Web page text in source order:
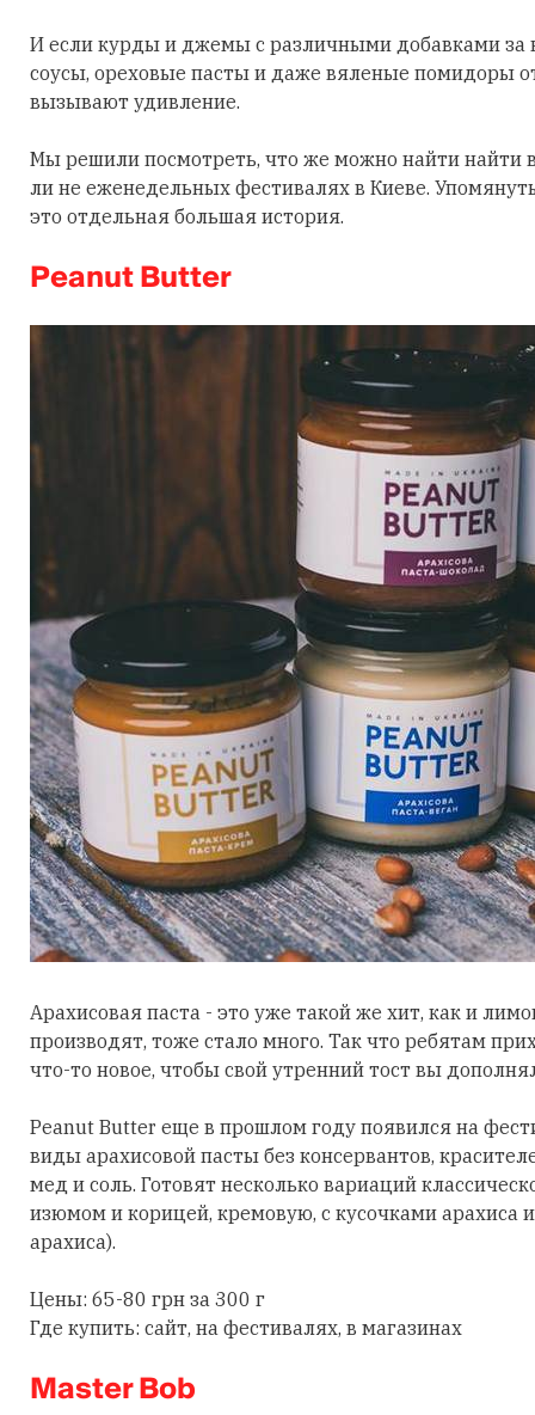
И если курды и джемы с различными добавками за
соусы, ореховые пасты и даже вяленые помидоры
вызывают удивление.
Мы решили посмотреть, что же можно найти найти
ли не еженедельных фестивалях в Киеве.
это отдельная большая история.
Peanut Butter
Арахисовая паста - это уже такой же хит, как и
производят, тоже стало много. Так что ребятам
что-то новое, чтобы свой утренний тост вы
Peanut Butter еще в прошлом году появился на
виды арахисовой пасты без консервантов,
мед и соль. Готовят несколько вариаций
изюмом и корицей, кремовую, с кусочками арахиса
арахиса).
Цены: 65-80 грн за 300 г
Где купить: сайт, на фестивалях, в магазинах
Master Bob